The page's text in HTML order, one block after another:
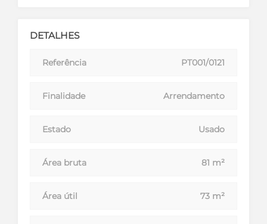
DETALHES
Referência PT001/0121
Finalidade Arrendamento
Estado Usado
Área bruta 81 m²
Área útil 73 m²